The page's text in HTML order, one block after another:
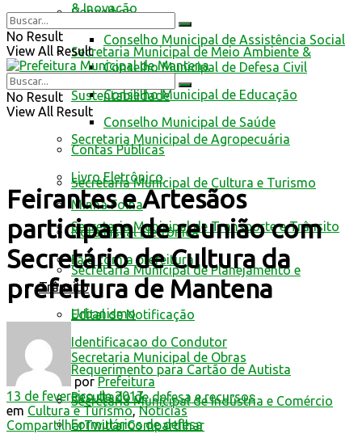
Conselhos
Conselho Municipal de Assistência Social
Conselho Municipal de Defesa Civil
Conselho Municipal de Educação
Conselho Municipal de Saúde
Contas Públicas
Livro Eletrônico
Minha Folha
Nota Fiscal Eletrônica
Fale com a prefeitura
Trânsito
Edital de Notificação
Identificacao do Condutor
Requerimento para Cartão de Autista
Resultado de defesa e recursos
Formulários de defesa
& Inovação
Secretaria Municipal de Meio Ambiente &
Sustentabilidade
Secretaria Municipal de Agropecuária
Secretaria Municipal de Cultura e Turismo
Secretaria Municipal de Transporte e Trânsito
Secretaria Municipal de Planejamento e
Urbanismo
Secretaria Municipal de Obras
Secretaria Municipal de Indústria e Comércio
No Result
View All Result
No Result
View All Result
Feirantes e Artesãos
participam de reunião com
Secretário de Cultura da
prefeitura de Mantena
por Prefeitura
13 de fevereiro de 2017
em Cultura e Turismo,Notícias
CompartilharTwittarCompartilhar